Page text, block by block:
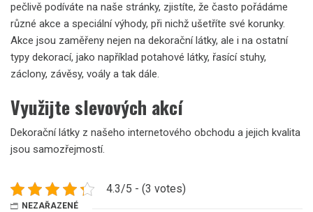
pečlivě podíváte na naše stránky, zjistíte, že často pořádáme
různé akce a speciální výhody, při nichž ušetříte své korunky.
Akce jsou zaměřeny nejen na dekorační látky, ale i na ostatní
typy dekorací, jako například potahové látky, řasící stuhy,
záclony, závěsy, voály a tak dále.
Využijte slevových akcí
Dekorační látky z našeho internetového obchodu a jejich kvalita
jsou samozřejmostí.
4.3/5 - (3 votes)
NEZAŘAZENÉ